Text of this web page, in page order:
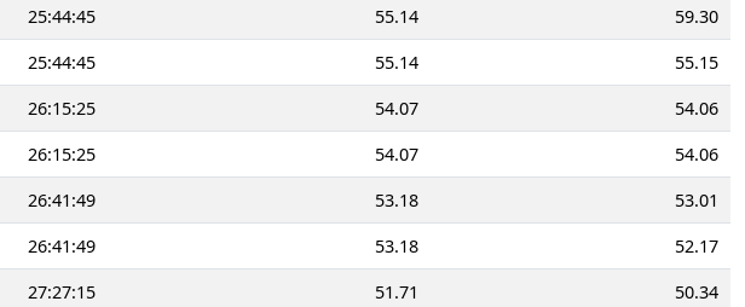
25:44:45 55.14
59.30
25:44:45 55.14
55.15
26:15:25 54.07
54.06
26:15:25 54.07
54.06
26:41:49 53.18
53.01
26:41:49 53.18
52.17
27:27:15 51.71
50.34